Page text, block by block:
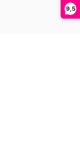
9,5